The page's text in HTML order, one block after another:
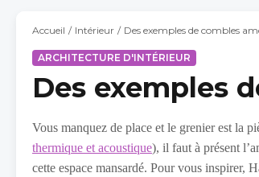
Accueil Intérieur Des exemples de combles
ARCHITECTURE D'INTÉRIEUR
Des exemples
Vous manquez de place et le grenier est la
thermique et acoustique), il faut à présent
cette espace mansardé. Pour vous inspirer,